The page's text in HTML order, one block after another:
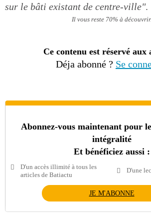
sur le bâti existant de centre-ville".
Il vous reste 70% à découvrir.
Ce contenu est réservé aux
Déja abonné ? Se
Abonnez-vous maintenant pour
intégralité
Et bénéficiez aussi :
D'un accès illimité à tous les
articles de Batiactu
D'une
JE M'ABONNE